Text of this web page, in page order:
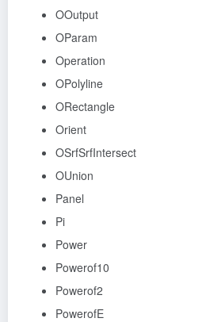
OOutput
OParam
Operation
OPolyline
ORectangle
Orient
OSrfSrfIntersect
OUnion
Panel
Pi
Power
Powerof10
Powerof2
PowerofE